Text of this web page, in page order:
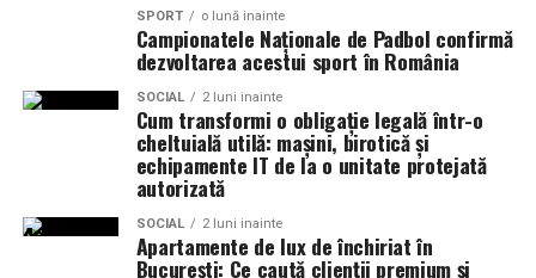
pentru serile de vară.
Indiferent de preferințe, sezonul cald este momentul
ideal să experimentezi și să descoperi parfumuri
inspirate din universul parfumeriei de nișă. Iarcolecția
de la Oriflame demonstrează că
ingredientele premium, creativitatea și accesibilitatea
pot exista în aceeași sticlă.
poziționarea și alinierea covorului de gazon;
inserarea marcajelor sportive, atunci când proiectul
le impune;
distribuirea uniformă a materialului de umplutură;
perierea mecanică pentru ridicarea fibrelor;
verificarea planeității și a finisajelor.
SPORT o lună inainte
Campionatele Naționale de Padbol confirmă
dezvoltarea acestui sport în România
SOCIAL 2 luni inainte
Cum transformi o obligație legală într-o
cheltuială utilă: mașini, birotică și
echipamente IT de la o unitate protejată
autorizată
SOCIAL 2 luni inainte
Apartamente de lux de închiriat în
București: Ce caută clienții premium și